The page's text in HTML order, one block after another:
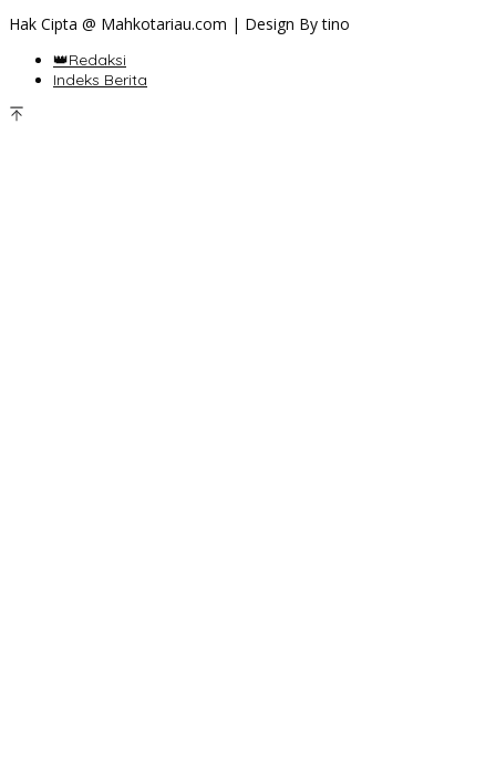
Hak Cipta @ Mahkotariau.com | Design By tino
👑Redaksi
Indeks Berita